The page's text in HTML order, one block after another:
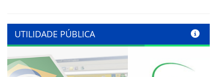
UTILIDADE PÚBLICA